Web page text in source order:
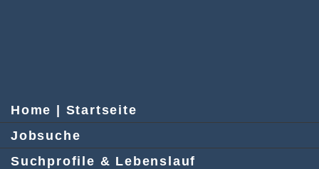
Home | Startseite
Jobsuche
Suchprofile & Lebenslauf